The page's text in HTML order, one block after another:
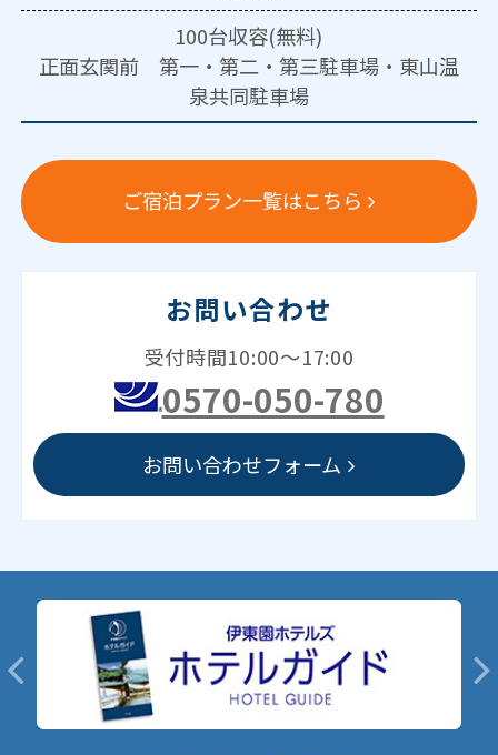
100台収容(無料)
正面玄関前 第一・第二・第三駐車場・東山温
泉共同駐車場
ご宿泊プラン一覧はこちら
お問い合わせ
受付時間10:00～17:00
0570-050-780
お問い合わせフォーム